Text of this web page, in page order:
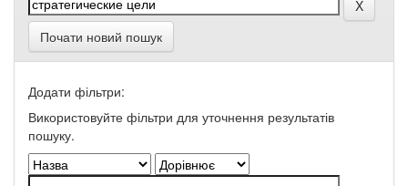
Почати новий пошук
Додати фільтри:
Використовуйте фільтри для уточнення результатів
пошуку.